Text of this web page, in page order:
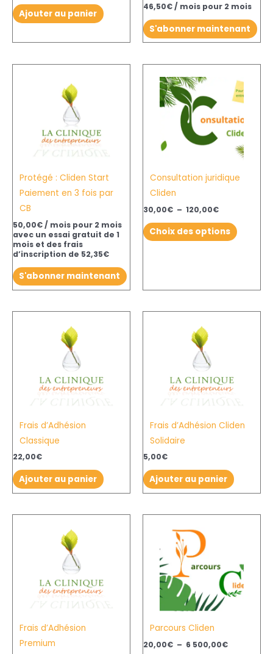
Ajouter au panier
46,50€/ mois pour 2 mois
S'abonner maintenant
Protégé : Cliden Start
Paiement en 3 fois par
CB
50,00€/ mois pour 2 mois
avec un essai gratuit de 1
mois et des frais
d’inscription de 52,35€
S'abonner maintenant
Consultation juridique
Cliden
30,00€ – 120,00€
prix :
30,00€
120,00€
Choix des options
produit
a
plusieurs
Les
peuvent
la
Frais d’Adhésion
Classique
22,00€
Ajouter au panier
Frais d’Adhésion Cliden
Solidaire
5,00€
Ajouter au panier
Frais d’Adhésion
Premium
Parcours Cliden
20,00€ – 6 500,00€
500,00€
plusieurs
Les